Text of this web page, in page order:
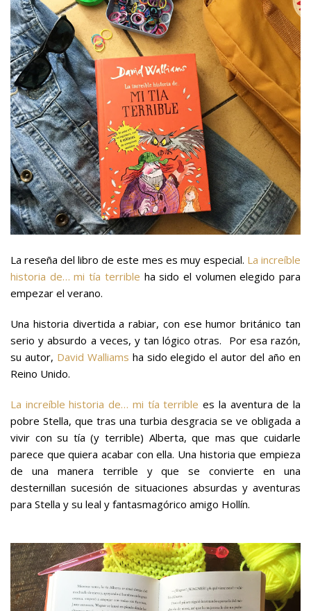
La reseña del libro de este mes es muy especial. La increíble
historia de… mi tía terrible ha sido el volumen elegido para
empezar el verano.
Una historia divertida a rabiar, con ese humor británico tan
serio y absurdo a veces, y tan lógico otras. Por esa razón,
su autor, David Walliams ha sido elegido el autor del año en
Reino Unido.
La increíble historia de… mi tía terrible es la aventura de la
pobre Stella, que tras una turbia desgracia se ve obligada a
vivir con su tía (y terrible) Alberta, que mas que cuidarle
parece que quiera acabar con ella. Una historia que empieza
de una manera terrible y que se convierte en una
desternillan sucesión de situaciones absurdas y aventuras
para Stella y su leal y fantasmagórico amigo Hollín.